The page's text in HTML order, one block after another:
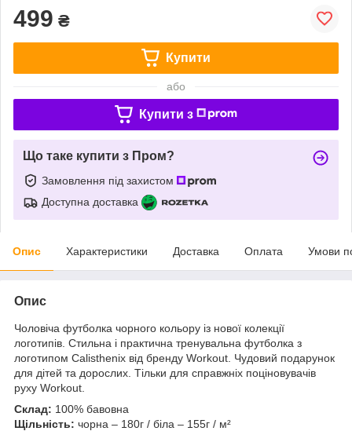
499 ₴
Купити
або
Купити з
Що таке купити з Пром?
Замовлення під захистом
Доступна доставка
Опис Характеристики Доставка Оплата Умови
Опис
Чоловіча футболка чорного кольору із нової колекції
логотипів. Стильна і практична тренувальна футболка з
логотипом Calisthenix від бренду Workout. Чудовий подарунок
для дітей та дорослих. Тільки для справжніх поціновувачів
руху Workout.
Склад: 100% бавовна
Щільність: чорна – 180г / біла – 155г / м²